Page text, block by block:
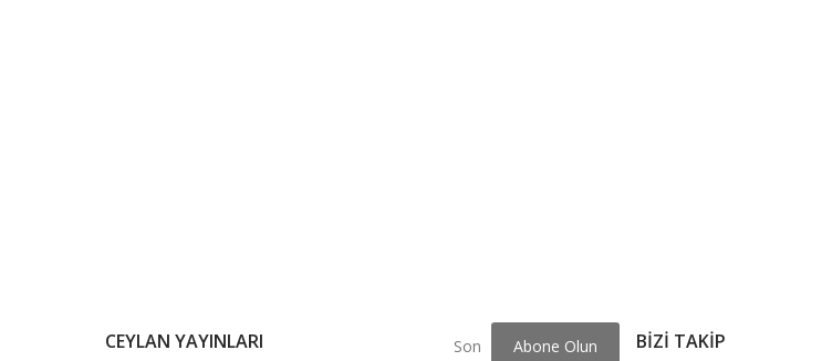
CEYLAN YAYINLARI
Son
BIZI TAKIP